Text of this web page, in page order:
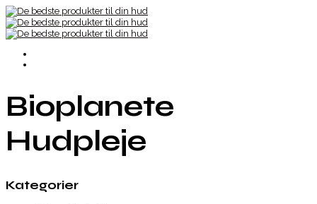
Bioplanete
Hudpleje
Kategorier